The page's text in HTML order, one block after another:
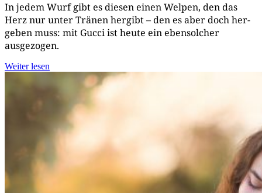
In jedem Wurf gibt es die­sen einen Wel­pen, den das
Herz nur unter Trä­nen her­gibt – den es aber doch her­
ge­ben muss: mit Guc­ci ist heu­te ein eben­sol­cher
ausgezogen.
Weiter lesen